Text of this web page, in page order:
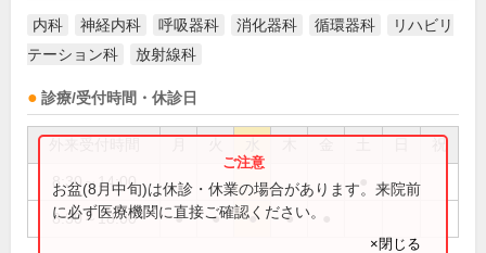
内科 神経内科 呼吸器科 消化器科 循環器科
リハビリ
テーション科
放射線科
診療/受付時間・休診日
祝
8:30～14:00
8:30～18:00 ● ● ● ●
お盆(8月中旬)は休診・休業の場合があります。来院前
に必ず医療機関に直接ご確認ください。
×閉じる